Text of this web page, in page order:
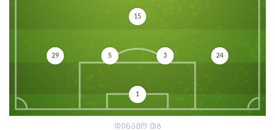
1
24
3
5
29
15
დინამო თბ